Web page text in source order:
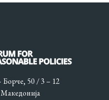
50 / 3 – 12